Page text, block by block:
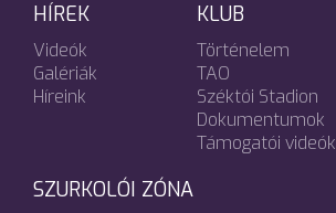
HÍREK
Videók
Galériák
Híreink
KLUB
Történelem
TAO
Széktói Stadion
Dokumentumok
Támogatói videók
SZURKOLÓI ZÓNA